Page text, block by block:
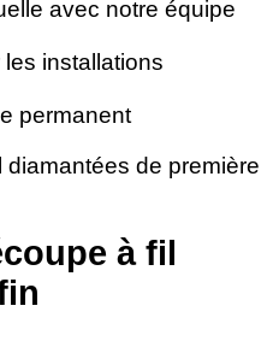
avec notre équipe
installations
permanent
de première
à fil